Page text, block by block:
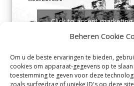
Beheren Cookie
Om u de beste ervaringen te bieden,
cookies om apparaat-gegevens op te
toestemming te geven voor deze
zoals surfgedrag of unieke ID's op deze
Click to accept
enable this